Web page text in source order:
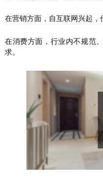
在营销方面，自互联网兴起
在消费方面，行业内不规范
求。